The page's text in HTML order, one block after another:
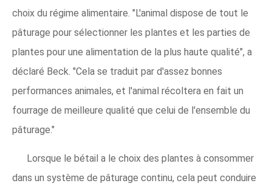
choix du régime alimentaire. "L'animal dispose de tout le
pâturage pour sélectionner les plantes et les parties de
plantes pour une alimentation de la plus haute qualité", a
déclaré Beck. "Cela se traduit par d'assez bonnes
performances animales, et l'animal récoltera en fait un
fourrage de meilleure qualité que celui de l'ensemble du
pâturage."
Lorsque le bétail a le choix des plantes à consommer
dans un système de pâturage continu, cela peut conduire